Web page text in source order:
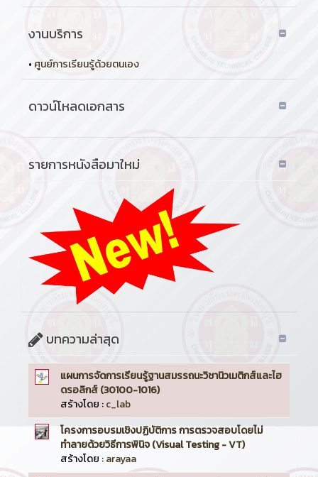
งานบริการ
• ศูนย์การเรียนรู้ด้วยตนเอง
ดาวน์โหลดเอกสาร
รายการหนังสือมาใหม่
บทความล่าสุด
แผนการจัดการเรียนรู้ฐานสมรรถนะวิชานิวเมติกส์และไฮ
ดรอลิกส์ (30100-1016)
สร้างโดย :c_lab
โครงการอบรมเชิงปฏิบัติการ การตรวจสอบโดยไม่
ทำลายด้วยวิธีการพินิจ (Visual Testing - VT)
สร้างโดย :arayaa